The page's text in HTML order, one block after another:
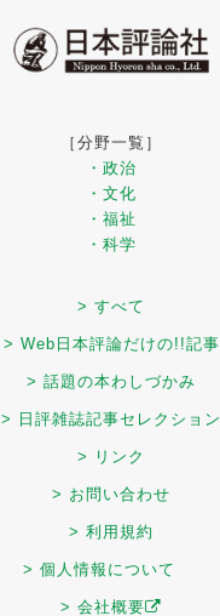
［分野一覧］
・政治
・文化
・福祉
・科学
> すべて
> Web日本評論だけの!!記事
> 話題の本わしづかみ
> 日評雑誌記事セレクション
> リンク
> お問い合わせ
> 利用規約
> 個人情報について
> 会社概要